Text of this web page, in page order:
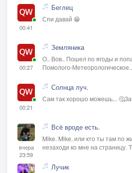
00:41
Беглец
Спи давай 😁
00:27
Земляника
О.. Вов.. Пошел по ягоды и
Помолого-
00:21
Солнца луч.
Сам так хорошо можешь...
вчера
23:59
Всё вроде есть.
Mike. Mike, или кто ты там по
незаходи ко мне на страницу.
Лучик